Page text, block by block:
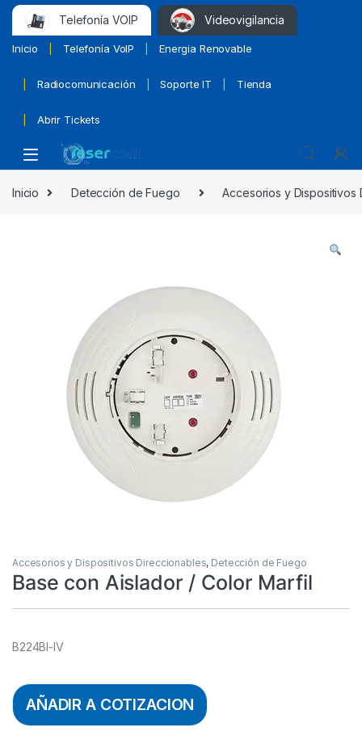
Telefonía VOIP Videovigilancia
Inicio Telefonía VoIP Energia Renovable
Radiocomunicación Soporte IT Tienda
Abrir Tickets
Inicio Detección de Fuego Accesorios y Dispositivos
Accesorios y Dispositivos Direccionables, Detección de Fuego
Base con Aislador / Color Marfil
B224BI-IV
AÑADIR A COTIZACION